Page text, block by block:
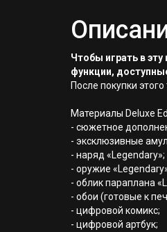
Чтобы играть в
функции,
После покупки
Материалы Deluxe
- сюжетное
- эксклюзивные
- наряд «Legendary»;
- оружие
- облик параплана
- обои (готовые к
- цифровой комикс;
- цифровой артбук;